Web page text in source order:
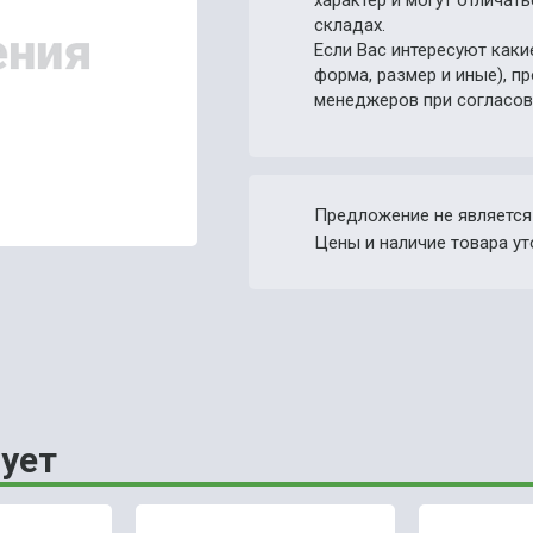
складах.
Если Вас интересуют
форма, размер и иные),
менеджеров при
Предложение не
Цены и наличие товара